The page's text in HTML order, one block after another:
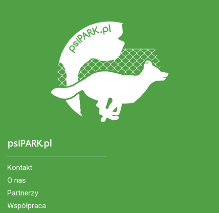
psiPARK.pl
Kontakt
O nas
Partnerzy
Współpraca